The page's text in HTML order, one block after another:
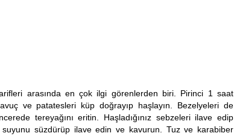
arasında en çok ilgi görenlerden biri. Pirinci 1 saat
ve patatesleri küp doğrayıp haşlayın. Bezelyeleri de
tereyağını eritin. Haşladığınız sebzeleri ilave edip
süzdürüp ilave edin ve kavurun. Tuz ve karabiber